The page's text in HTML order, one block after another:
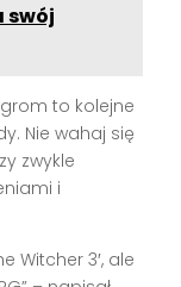
swój
to kolejne
Nie wahaj się
zwykle
i
Witcher 3′, ale